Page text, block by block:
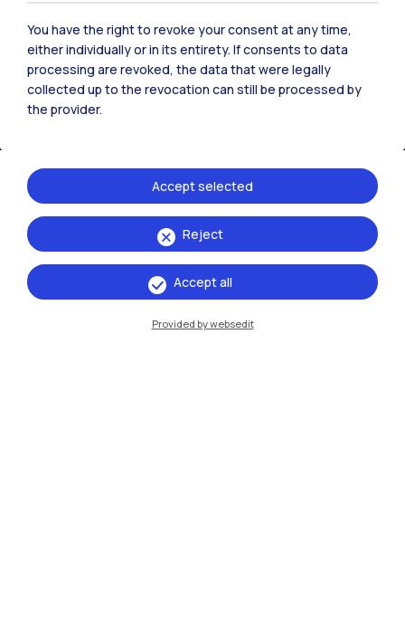
Sedi
Milano Leonardo
Milano Bovisa
Cremona
You have the right to revoke your consent at any time,
either individually or in its entirety. If consents to data
processing are revoked, the data that were legally
collected up to the revocation can still be processed by
the provider.
Reject
Accept selected
Accept all
Provided by websedit